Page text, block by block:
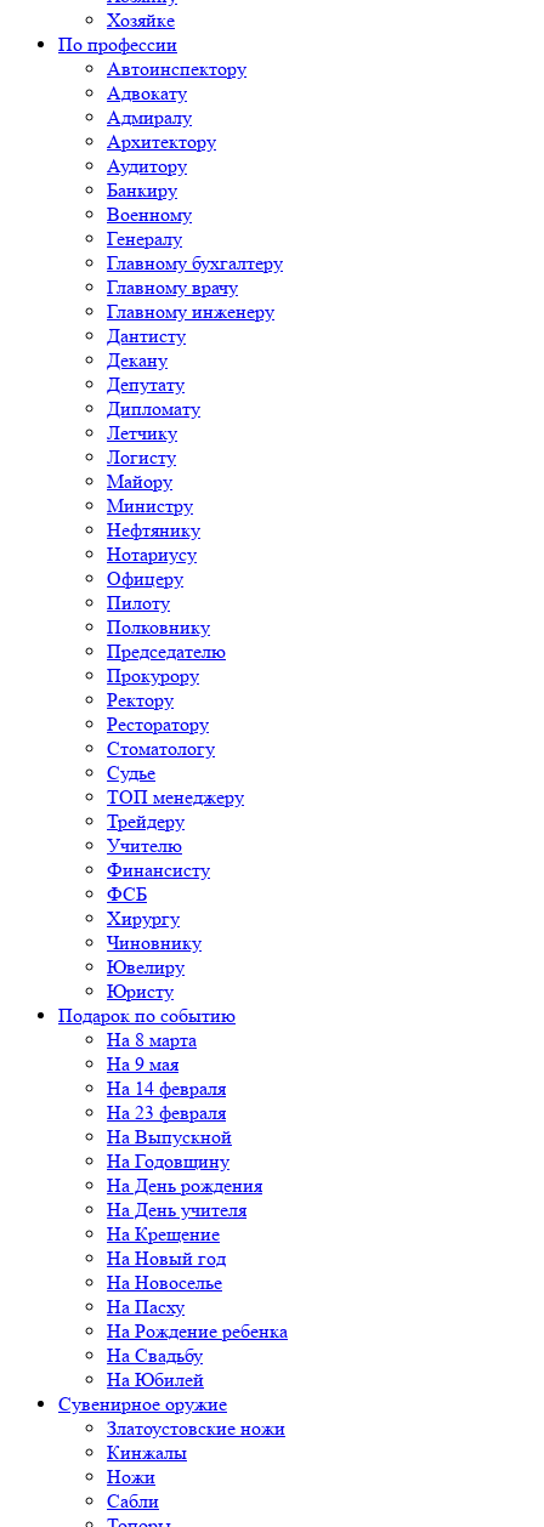
Хозяйке
По профессии
Автоинспектору
Адвокату
Адмиралу
Архитектору
Аудитору
Банкиру
Военному
Генералу
Главному бухгалтеру
Главному врачу
Главному инженеру
Дантисту
Декану
Депутату
Дипломату
Летчику
Логисту
Майору
Министру
Нефтянику
Нотариусу
Офицеру
Пилоту
Полковнику
Председателю
Прокурору
Ректору
Ресторатору
Стоматологу
Судье
ТОП менеджеру
Трейдеру
Учителю
Финансисту
ФСБ
Хирургу
Чиновнику
Ювелиру
Юристу
Подарок по событию
На 8 марта
На 9 мая
На 14 февраля
На 23 февраля
На Выпускной
На Годовщину
На День рождения
На День учителя
На Крещение
На Новый год
На Новоселье
На Пасху
На Рождение ребенка
На Свадьбу
На Юбилей
Сувенирное оружие
Златоустовские ножи
Кинжалы
Ножи
Сабли